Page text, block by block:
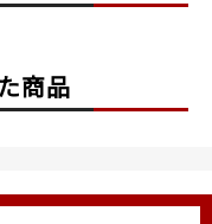
商品